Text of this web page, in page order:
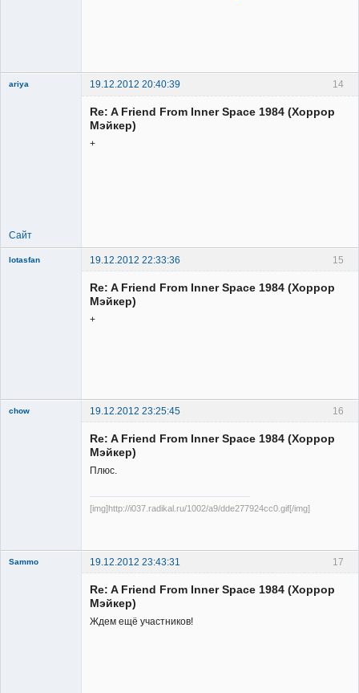
14
ariya 19.12.2012 20:40:39
Re: A Friend From Inner Space 1984 (Хоррор
Мэйкер)
+
Сайт
15
lotasfan
19.12.2012 22:33:36
Re: A Friend From Inner Space 1984 (Хоррор
Мэйкер)
+
16
chow 19.12.2012 23:25:45
Re: A Friend From Inner Space 1984 (Хоррор
Мэйкер)
Плюс.
[img]http://i037.radikal.ru/1002/a9/dde277924cc0.gif[/img]
17
Sammo
19.12.2012 23:43:31
Re: A Friend From Inner Space 1984 (Хоррор
Мэйкер)
Ждем ещё участников!